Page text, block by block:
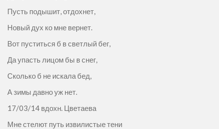
Пусть подышит, отдохнет,
Новый дух ко мне вернет.
Вот пуститься б в светлый бег,
Да упасть лицом бы в снег,
Сколько б не искала бед,
А зимы давно уж нет.
17/03/14 вдохн. Цветаева
Мне стелют путь извилистые тени